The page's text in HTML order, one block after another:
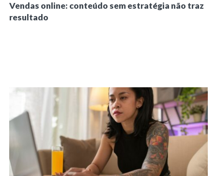
Vendas online: conteúdo sem estratégia não traz
resultado